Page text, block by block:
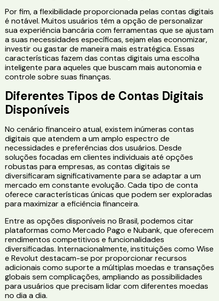
Por fim, a flexibilidade proporcionada pelas contas digitais
é notável. Muitos usuários têm a opção de personalizar
sua experiência bancária com ferramentas que se ajustam
a suas necessidades específicas, sejam elas economizar,
investir ou gastar de maneira mais estratégica. Essas
características fazem das contas digitais uma escolha
inteligente para aqueles que buscam mais autonomia e
controle sobre suas finanças.
Diferentes Tipos de Contas Digitais
Disponíveis
No cenário financeiro atual, existem inúmeras contas
digitais que atendem a um amplo espectro de
necessidades e preferências dos usuários. Desde
soluções focadas em clientes individuais até opções
robustas para empresas, as contas digitais se
diversificaram significativamente para se adaptar a um
mercado em constante evolução. Cada tipo de conta
oferece características únicas que podem ser exploradas
para maximizar a eficiência financeira.
Entre as opções disponíveis no Brasil, podemos citar
plataformas como Mercado Pago e Nubank, que oferecem
rendimentos competitivos e funcionalidades
diversificadas. Internacionalmente, instituições como Wise
e Revolut destacam-se por proporcionar recursos
adicionais como suporte a múltiplas moedas e transações
globais sem complicações, ampliando as possibilidades
para usuários que precisam lidar com diferentes moedas
no dia a dia.